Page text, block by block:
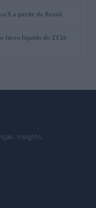
a partir do Brasil
lucro líquido do 2T26
Insights,